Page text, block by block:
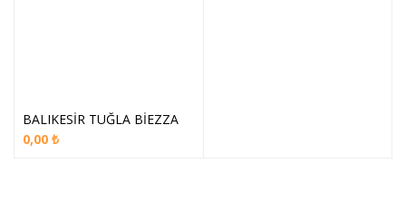
BALIKESİR TUĞLA BİEZZA
0,00 ₺